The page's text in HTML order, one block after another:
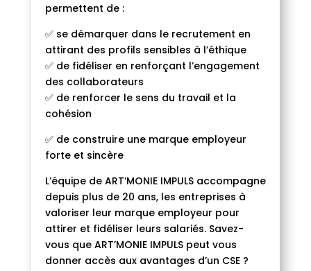
permettent de :
✅ se démarquer dans le recrutement en
attirant des profils sensibles à l’éthique
✅ de fidéliser en renforçant l’engagement
des collaborateurs
✅ de renforcer le sens du travail et la
cohésion
✅ de construire une marque employeur
forte et sincère
L’équipe de ART’MONIE IMPULS accompagne
depuis plus de 20 ans, les entreprises à
valoriser leur marque employeur pour
attirer et fidéliser leurs salariés. Savez-
vous que ART’MONIE IMPULS peut vous
donner accès aux avantages d’un CSE ?